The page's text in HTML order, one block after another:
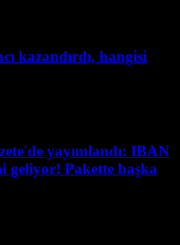
kazandırdı, hangisi
yayımlandı: IBAN
geliyor! Pakette başka